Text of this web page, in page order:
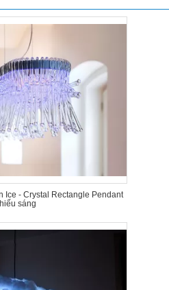
Ice - Crystal Rectangle Pendant
sáng